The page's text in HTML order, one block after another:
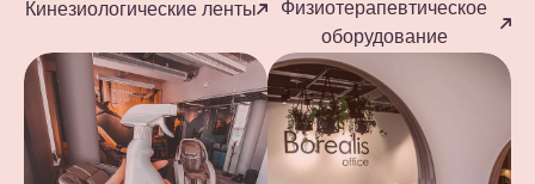
Кинезиологические ленты
Физиотерапевтическое
оборудование